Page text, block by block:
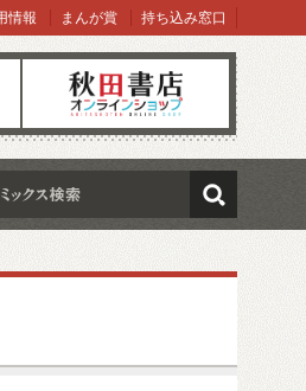
オンラインショップ
情報 まんが賞 持ち込み窓口
検索